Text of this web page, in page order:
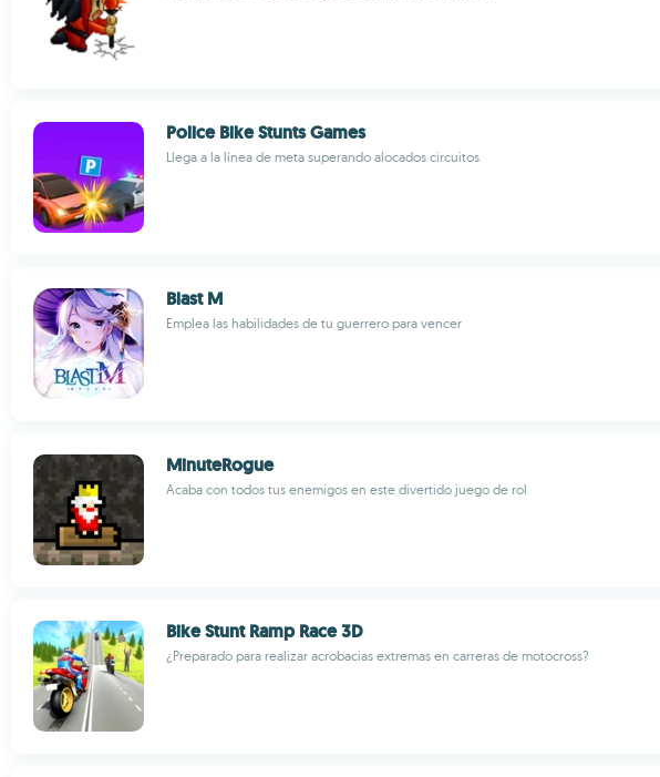
Police Bike Stunts Games
Llega a la línea de meta superando alocados circuitos
Blast M
Emplea las habilidades de tu guerrero para vencer
MinuteRogue
Acaba con todos tus enemigos en este divertido juego de rol
Bike Stunt Ramp Race 3D
¿Preparado para realizar acrobacias extremas en carreras de motocross?